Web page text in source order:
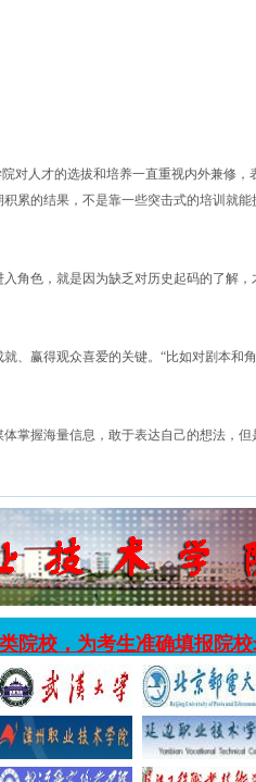
对人才的选拔和培养一直重视内外兼修，
累的结果，不是靠一些突击式的培训就能
角色，就是因为缺乏对历史起码的了解，
、赢得观众喜爱的关键。“比如对剧本和
掌握海量信息，敢于表达自己的想法，但
院校，为考生准确填报院